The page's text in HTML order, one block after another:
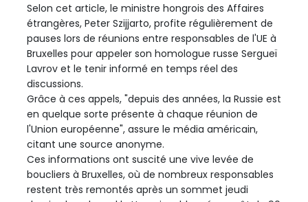
Selon cet article, le ministre hongrois des Affaires
étrangères, Peter Szijjarto, profite régulièrement de
pauses lors de réunions entre responsables de l'UE à
Bruxelles pour appeler son homologue russe Sergueï
Lavrov et le tenir informé en temps réel des
discussions.
Grâce à ces appels, "depuis des années, la Russie est
en quelque sorte présente à chaque réunion de
l'Union européenne", assure le média américain,
citant une source anonyme.
Ces informations ont suscité une vive levée de
boucliers à Bruxelles, où de nombreux responsables
restent très remontés après un sommet jeudi